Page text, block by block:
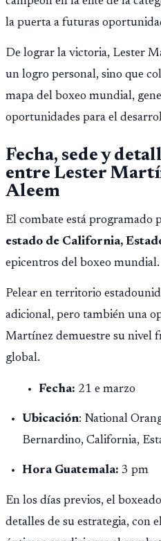
la puerta a futuras
De lograr la victoria, Lester
un logro personal, sino que
mapa del boxeo mundial,
oportunidades para el
Fecha, sede y
entre Lester
Aleem
El combate está programado
estado de California,
epicentros del boxeo mundial.
Pelear en territorio
adicional, pero también una
Martínez demuestre su nivel
global.
Fecha: 21 e marzo
Ubicación: National
Bernardino, California,
Hora Guatemala: 3 pm
En los días previos, el
detalles de su estrategia, con